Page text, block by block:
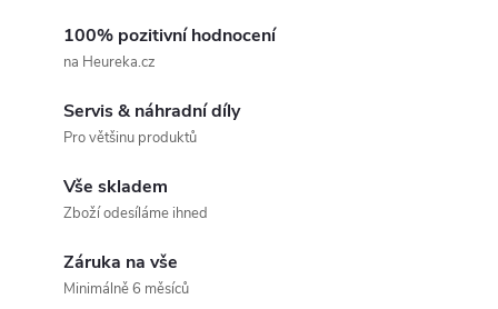
100% pozitivní hodnocení
na Heureka.cz
Servis & náhradní díly
Pro většinu produktů
Vše skladem
Zboží odesíláme ihned
Záruka na vše
Minimálně 6 měsíců